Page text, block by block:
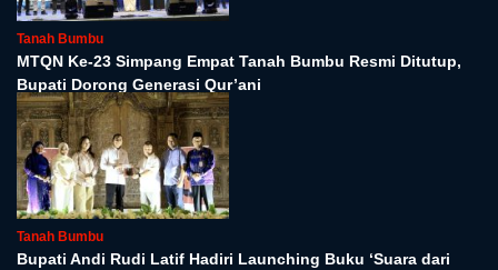
Tanah Bumbu
MTQN Ke-23 Simpang Empat Tanah Bumbu Resmi Ditutup,
Bupati Dorong Generasi Qur’ani
Tanah Bumbu
Bupati Andi Rudi Latif Hadiri Launching Buku ‘Suara dari